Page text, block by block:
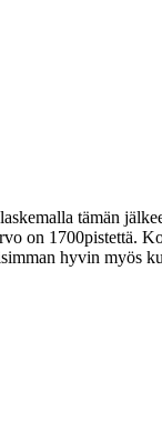
tämän
on 1700pistettä.
hyvin myös